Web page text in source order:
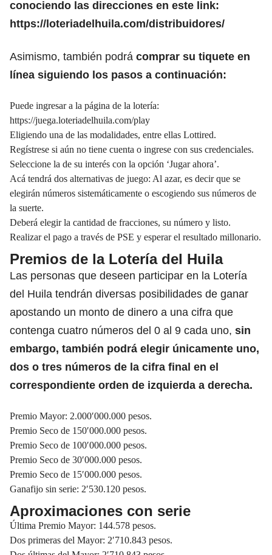
conociendo las direcciones en este link:
https://loteriadelhuila.com/distribuidores/
Asimismo, también podrá comprar su tiquete en
línea siguiendo los pasos a continuación:
Puede ingresar a la página de la lotería:
https://juega.loteriadelhuila.com/play
Eligiendo una de las modalidades, entre ellas Lottired.
Regístrese si aún no tiene cuenta o ingrese con sus credenciales.
Seleccione la de su interés con la opción ‘Jugar ahora’.
Acá tendrá dos alternativas de juego: Al azar, es decir que se
elegirán números sistemáticamente o escogiendo sus números de
la suerte.
Deberá elegir la cantidad de fracciones, su número y listo.
Realizar el pago a través de PSE y esperar el resultado millonario.
Premios de la Lotería del Huila
Las personas que deseen participar en la Lotería
del Huila tendrán diversas posibilidades de ganar
apostando un monto de dinero a una cifra que
contenga cuatro números del 0 al 9 cada uno, sin
embargo, también podrá elegir únicamente uno,
dos o tres números de la cifra final en el
correspondiente orden de izquierda a derecha.
Premio Mayor: 2.000′000.000 pesos.
Premio Seco de 150′000.000 pesos.
Premio Seco de 100′000.000 pesos.
Premio Seco de 30′000.000 pesos.
Premio Seco de 15′000.000 pesos.
Ganafijo sin serie: 2′530.120 pesos.
Aproximaciones con serie
Última Premio Mayor: 144.578 pesos.
Dos primeras del Mayor: 2′710.843 pesos.